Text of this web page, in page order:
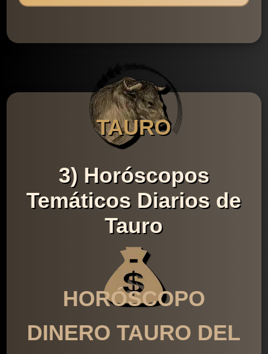
TAURO
3) Horóscopos
Temáticos Diarios de
Tauro
HORÓSCOPO
DINERO TAURO DEL